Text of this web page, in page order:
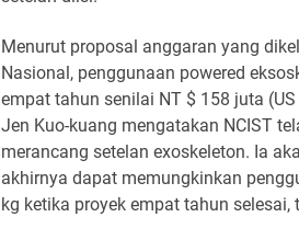
Menurut proposal anggaran yang
Nasional, penggunaan powered
empat tahun senilai NT $ 158 juta
Jen Kuo-kuang mengatakan NCIST
merancang setelan exoskeleton. Ia
akhirnya dapat memungkinkan
kg ketika proyek empat tahun selesai,